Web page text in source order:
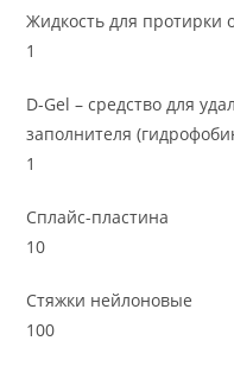
Жидкость для протирки
1
D-Gel – средство для
заполнителя
1
Сплайс-пластина
10
Стяжки нейлоновые
100